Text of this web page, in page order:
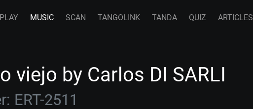
PLAY MUSIC SCAN TANGOLINK TANDA QUIZ ARTICLES
viejo by Carlos DI SARLI
ERT-2511